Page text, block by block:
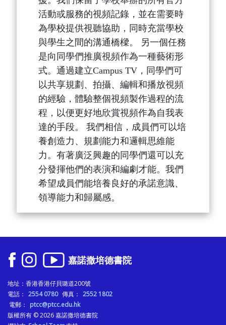
活動或服務的視頻記錄，並在需要時
為學校提供視聽協助，同時充當學校
與學生之間的溝通橋樑。 另一個任務
是向同學們推廣視頻作為一種藝術形
式。通過建立Campus TV，同學們可
以共享規劃、拍攝、編輯和播放視頻
的經驗，體驗整個視頻製作過程的流
程，以便更好地欣賞視頻作為自我表
達的手段。 我們相信，成員們可以培
養創造力、規劃能力和邏輯思維能
力。有著廣泛興趣的同學們還可以充
分發揮他們的表演和編劇才能。我們
希望成員們能培養良好的承諾意識、
領導能力和歸屬感。
嘉諾撒培德書院
地址：香港香港仔貝璐道200號
電話： 2554 0780 傳真： 2552 1802
電郵：
ptcc@ptcc.edu.hk
版權所有 © 2026嘉諾撒培德書院